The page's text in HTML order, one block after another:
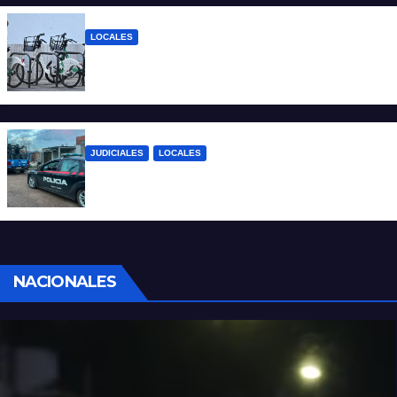
LOCALES
JUDICIALES LOCALES
NACIONALES